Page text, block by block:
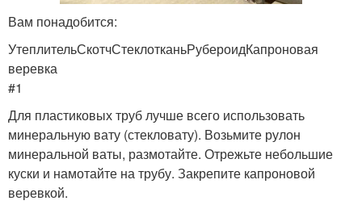
Вам понадобится:
УтеплительСкотчСтеклотканьРубероидКапроновая
веревка
#1
Для пластиковых труб лучше всего использовать
минеральную вату (стекловату). Возьмите рулон
минеральной ваты, размотайте. Отрежьте небольшие
куски и намотайте на трубу. Закрепите капроновой
веревкой.